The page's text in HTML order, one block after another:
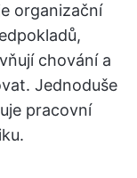
organizační
chování a
Jednoduše
pracovní